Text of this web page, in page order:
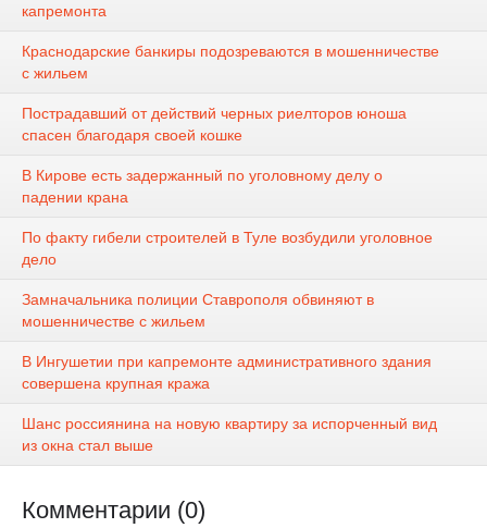
капремонта
Краснодарские банкиры подозреваются в мошенничестве
с жильем
Пострадавший от действий черных риелторов юноша
спасен благодаря своей кошке
В Кирове есть задержанный по уголовному делу о
падении крана
По факту гибели строителей в Туле возбудили уголовное
дело
Замначальника полиции Ставрополя обвиняют в
мошенничестве с жильем
В Ингушетии при капремонте административного здания
совершена крупная кража
Шанс россиянина на новую квартиру за испорченный вид
из окна стал выше
Комментарии (0)